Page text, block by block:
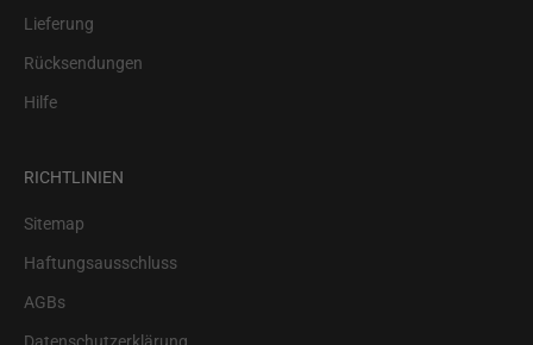
Lieferung
Rücksendungen
Hilfe
RICHTLINIEN
Sitemap
Haftungsausschluss
AGBs